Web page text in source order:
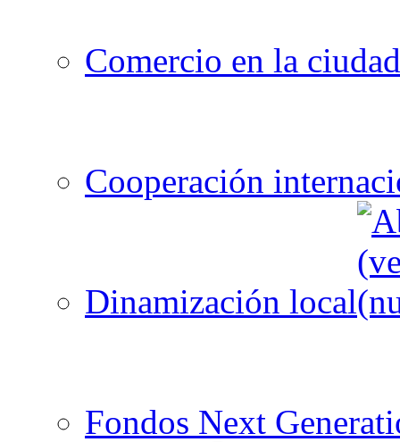
Comercio en la ciudad
Cooperación
Dinamización local
Fondos Next